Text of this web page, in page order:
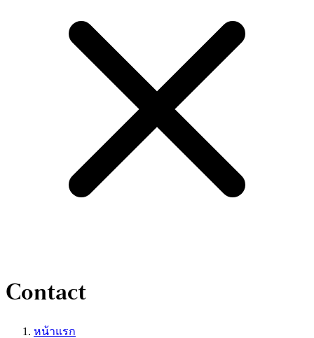
Contact
หน้าแรก